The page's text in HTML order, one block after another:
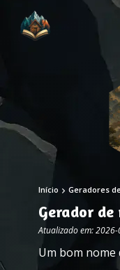
Início Geradores
Gerador
Atualizado em:
Um bom